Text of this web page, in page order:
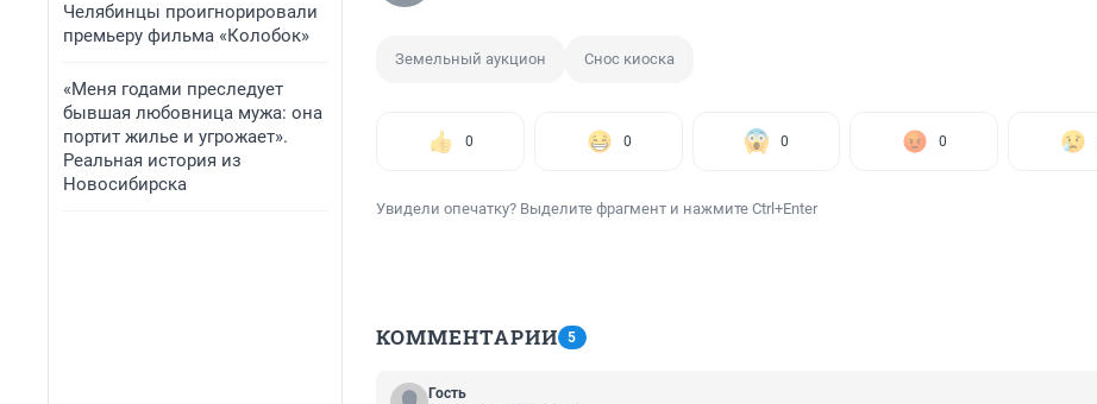
Челябинцы проигнорировали
премьеру фильма «Колобок»
«Меня годами преследует
бывшая любовница мужа: она
портит жилье и угрожает».
Реальная история из
Новосибирска
Земельный аукцион Снос киоска
0 0 0 0
Увидели опечатку? Выделите фрагмент и нажмите Ctrl+Enter
КОММЕНТАРИИ 5
Гость